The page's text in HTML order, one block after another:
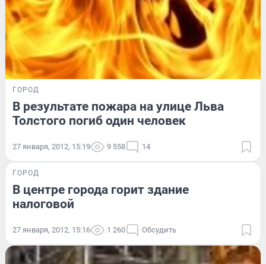
ГОРОД
В результате пожара на улице Льва
Толстого погиб один человек
27 января, 2012, 15:19 9 558 14
ГОРОД
В центре города горит здание
налоговой
27 января, 2012, 15:16 1 260 Обсудить